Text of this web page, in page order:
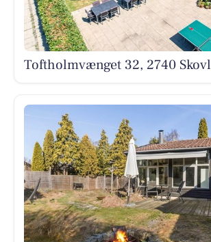
Toftholmvænget 32, 2740